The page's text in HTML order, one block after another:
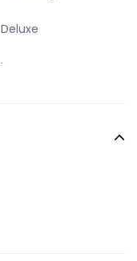
Deluxe
Luxury